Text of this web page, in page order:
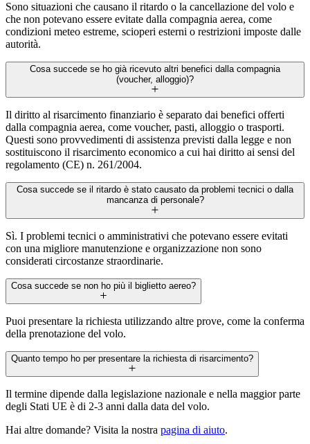
Sono situazioni che causano il ritardo o la cancellazione del volo e
che non potevano essere evitate dalla compagnia aerea, come
condizioni meteo estreme, scioperi esterni o restrizioni imposte dalle
autorità.
Cosa succede se ho già ricevuto altri benefici dalla compagnia
(voucher, alloggio)?
Il diritto al risarcimento finanziario è separato dai benefici offerti
dalla compagnia aerea, come voucher, pasti, alloggio o trasporti.
Questi sono provvedimenti di assistenza previsti dalla legge e non
sostituiscono il risarcimento economico a cui hai diritto ai sensi del
regolamento (CE) n. 261/2004.
Cosa succede se il ritardo è stato causato da problemi tecnici o dalla
mancanza di personale?
Sì. I problemi tecnici o amministrativi che potevano essere evitati
con una migliore manutenzione e organizzazione non sono
considerati circostanze straordinarie.
Cosa succede se non ho più il biglietto aereo?
Puoi presentare la richiesta utilizzando altre prove, come la conferma
della prenotazione del volo.
Quanto tempo ho per presentare la richiesta di risarcimento?
Il termine dipende dalla legislazione nazionale e nella maggior parte
degli Stati UE è di 2-3 anni dalla data del volo.
Hai altre domande? Visita la nostra pagina di aiuto.